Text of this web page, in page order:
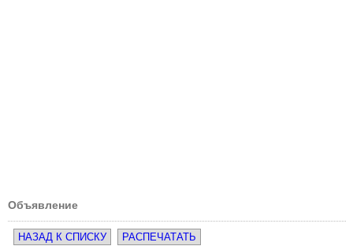
Объявление
НАЗАД К СПИСКУ РАСПЕЧАТАТЬ